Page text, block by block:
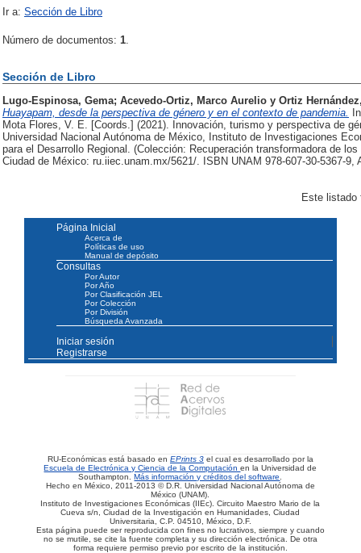
Ir a: Sección de Libro
Número de documentos: 1.
Sección de Libro
Lugo-Espinosa, Gema; Acevedo-Ortiz, Marco Aurelio y Ortiz
Huayapam, desde la perspectiva de género y en el contexto de pandemia.
Mota Flores, V. E. [Coords.] (2021). Innovación, turismo y perspectiva de
Universidad Nacional Autónoma de México, Instituto de Investigaciones
para el Desarrollo Regional. (Colección: Recuperación transformadora de
Ciudad de México: ru.iiec.unam.mx/5621/. ISBN UNAM 978-607-30-5367-9,
Este
Página Inicial
Acerca de
Políticas de uso
Manual de depósito
Consultas
Por Autor
Por Año
Por Clasificación JEL
Por Colección
Por División
Búsqueda Avanzada
Iniciar sesión
Registrarse
RU-Económicas está basado en EPrints 3 el cual es desarrollado por la
Escuela de Electrónica y Ciencia de la Computaciónen la Universidad de
Southampton.Más información y créditos del software.
Hecho en México, 2011-2013 © D.R. Universidad Nacional Autónoma de
México (UNAM).
Instituto de Investigaciones Económicas (IIEc). Circuito Maestro Mario de la
Cueva s/n, Ciudad de la Investigación en Humanidades, Ciudad
Universitaria, C.P. 04510, México, D.F.
Esta página puede ser reproducida con fines no lucrativos, siempre y cuando
no se mutile, se cite la fuente completa y su dirección electrónica. De otra
forma requiere permiso previo por escrito de la institución.